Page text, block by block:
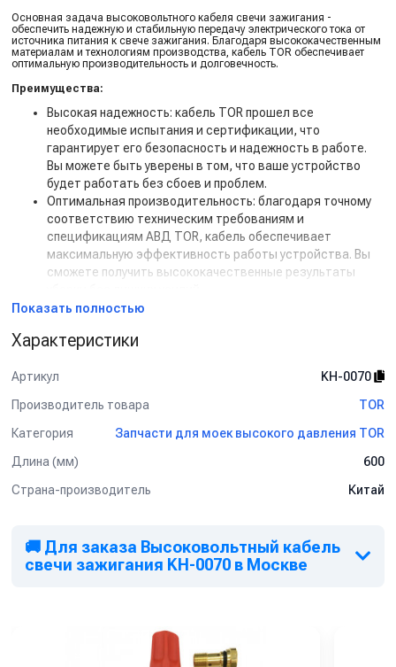
Основная задача высоковольтного кабеля свечи зажигания -
обеспечить надежную и стабильную передачу электрического тока от
источника питания к свече зажигания. Благодаря высококачественным
материалам и технологиям производства, кабель TOR обеспечивает
оптимальную производительность и долговечность.
Преимущества:
Высокая надежность: кабель TOR прошел все
необходимые испытания и сертификации, что
гарантирует его безопасность и надежность в работе.
Вы можете быть уверены в том, что ваше устройство
будет работать без сбоев и проблем.
Оптимальная производительность: благодаря точному
соответствию техническим требованиям и
спецификациям АВД TOR, кабель обеспечивает
максимальную эффективность работы устройства. Вы
сможете получить высококачественные результаты
Долговечность: высоковольтный кабель свечи
материалов, что обеспечивает его долгий срок службы.
времени без необходимости замены или ремонта.
соединения, что облегчает его установку и подключение
к АВД. Вы сможете быстро и без проблем подключить
Универсальность: высоковольтный кабель свечи
зажигания TOR совместим с различными моделями АВД
разными устройствами и не беспокоиться о
совместимости.
Показать полностью
Характеристики
Артикул
KH-0070
Производитель товара
TOR
Категория
Запчасти для моек высокого давления TOR
Длина (мм)
600
Страна-производитель
Китай
🚚 Для заказа Высоковольтный кабель
свечи зажигания KH-0070 в Москве